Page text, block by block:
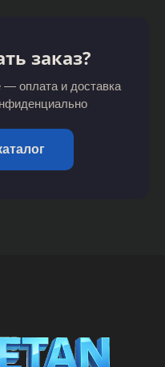
заказ?
— оплата и доставка